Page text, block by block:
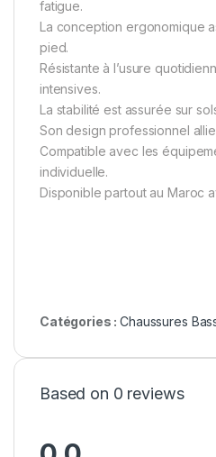
fatigue.
La conception ergonomique
pied.
Résistante à l’usure
intensives.
La stabilité est assurée sur
Son design professionnel
Compatible avec les
individuelle.
Disponible partout au Maroc
Catégories :Chaussures
Based on 0 reviews